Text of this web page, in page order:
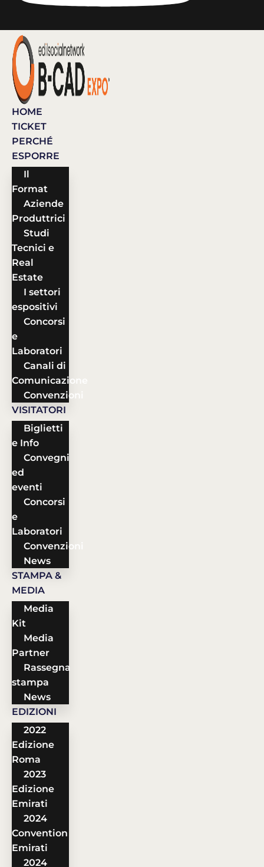
HOME
TICKET
PERCHÉ
ESPORRE
Il
Format
Aziende
Produttrici
Studi
Tecnici e
Real
Estate
I settori
espositivi
Concorsi
e
Laboratori
Canali di
Comunicazione
Convenzioni
VISITATORI
Biglietti
e Info
Convegni
ed
eventi
Concorsi
e
Laboratori
Convenzioni
News
STAMPA &
MEDIA
Media
Kit
Media
Partner
Rassegna
stampa
News
EDIZIONI
2022
Edizione
Roma
2023
Edizione
Emirati
2024
Convention
Emirati
2024